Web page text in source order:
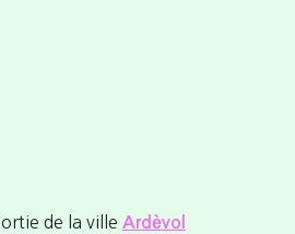
de la ville Ardèvol